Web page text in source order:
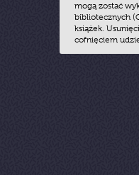
mogą zostać
bibliotecznych
książek.
cofnięciem